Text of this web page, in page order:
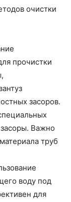
очистки
прочистки
засоров.
Важно
труб
воду под
для